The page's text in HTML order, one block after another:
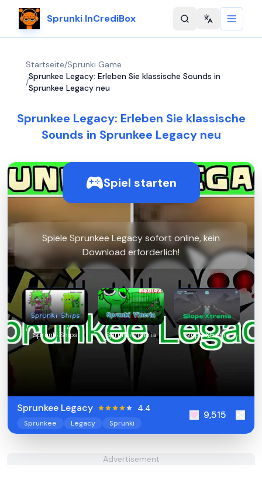
Sprunki InCrediBox Change
Startseite/Sprunki Game
/
Sprunkee Legacy: Erleben Sie klassische Sounds in
Sprunkee Legacy neu
Sprunkee Legacy: Erleben Sie klassische
Sounds in Sprunkee Legacy neu
Spiel starten
Spiele Sprunkee Legacy sofort online, kein
Download erforderlich!
Sprunki Ships Sprunki Vineria Slope Xtreme
Sprunkee Legacy 4.4
Sprunkee Legacy Sprunki
9,515
Advertisement